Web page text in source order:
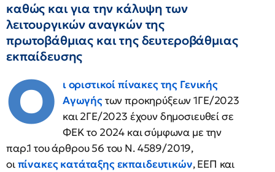
καθώς και για την κάλυψη των
λειτουργικών αναγκών της
πρωτοβάθμιας και της δευτεροβάθμιας
εκπαίδευσης
Ο
ι οριστικοί πίνακες της Γενικής
Αγωγήςτων προκηρύξεων 1ΓΕ/2023
και 2ΓΕ/2023 έχουν δημοσιευθεί σε
ΦΕΚ το 2024 και σύμφωνα με την
παρ.1 του άρθρου 56 του Ν. 4589/2019,
οιπίνακες κατάταξης εκπαιδευτικών, ΕΕΠ και